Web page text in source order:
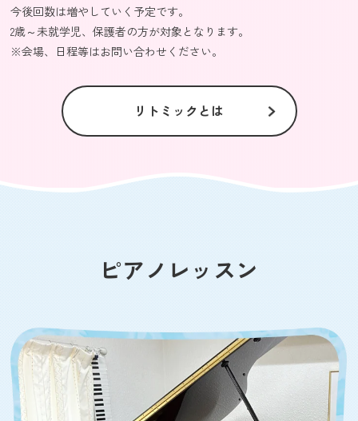
今後回数は増やしていく予定です。
2歳～未就学児、保護者の方が対象となります。
※会場、日程等はお問い合わせください。
リトミックとは
ピアノレッスン